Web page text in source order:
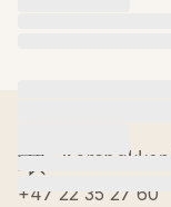
+47 22 35 27 60